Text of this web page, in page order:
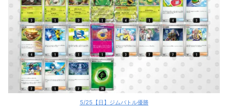
5/25【日】ジムバトル優勝